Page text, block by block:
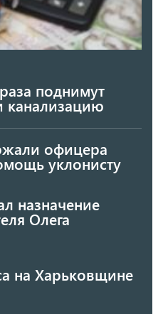
поднимут
канализацию
офицера
уклонисту
назначение
Олега
на Харьковщине